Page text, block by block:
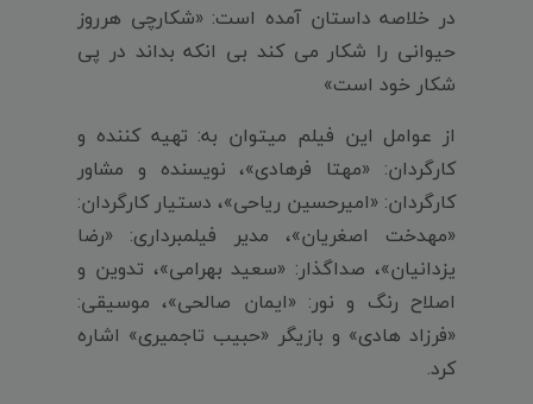
در خلاصه داستان آمده است: «شکارچی هرروز
حیوانی را شکار می کند بی انکه بداند در پی
شکار خود است»
از عوامل این فیلم میتوان به: تهیه کننده و
کارگردان: «مهتا فرهادی»، نویسنده و مشاور
کارگردان: «امیرحسین ریاحی»، دستیار کارگردان:
«مهدخت اصغریان»، مدیر فیلمبرداری: «رضا
یزدانیان»، صداگذار: «سعید بهرامی»، تدوین و
اصلاح رنگ و نور: «ایمان صالحی»، موسیقی:
«فرزاد هادی» و بازیگر «حبیب تاجمیری» اشاره
کرد.